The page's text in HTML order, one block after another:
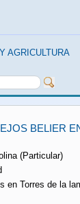
AGRICULTURA
BELIER
(Particular)
en Torres de la